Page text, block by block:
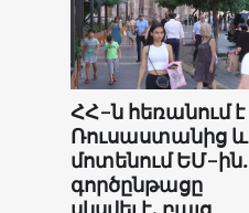
ՀՀ-ն հեռանում է
Ռուսաստանից և
մոտենում ԵՄ-ին.
գործընթացը